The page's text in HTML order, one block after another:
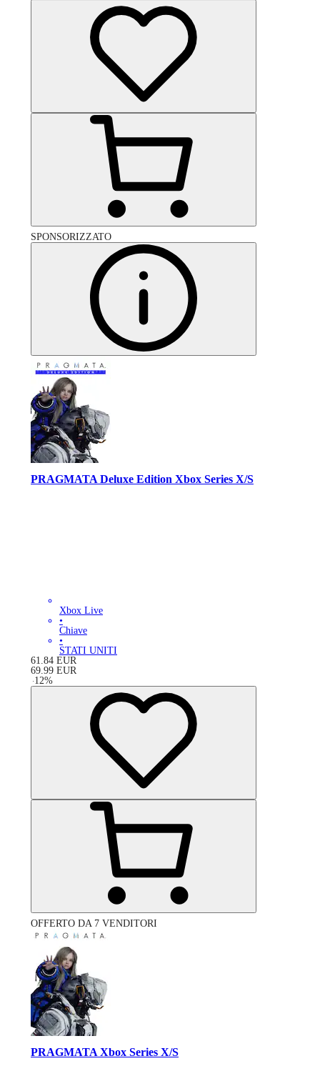
SPONSORIZZATO
PRAGMATA Deluxe Edition Xbox Series X/S
Xbox Live
•
Chiave
•
STATI UNITI
61.84 EUR
69.99 EUR
-12%
OFFERTO DA 7 VENDITORI
PRAGMATA Xbox Series X/S